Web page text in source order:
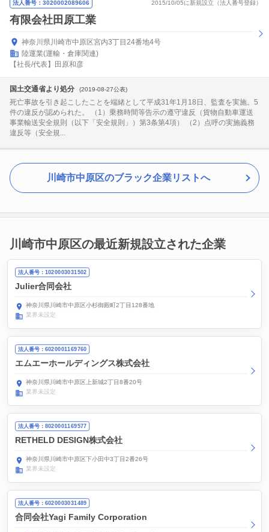
法人番号：3020002089606 2015/10/05に新規設立（法人番号登録）
有限会社田原工業
神奈川県川崎市中原区宮内3丁目24番地4号
陸運業(運輸・倉庫関連)
【社長/代表】田原和彦
国土交通省より処分 (2019-08-27公表)
死亡事故を引き起こしたことを端緒として平成31年1月18日、監査を実施。5
件の違反が認められた。 （1）乗務時間等告示の遵守違反（貨物自動車運送
事業輸送安全規則（以下「安全規則」）第3条第4項） （2）点呼の実施義務
違反等（安全規...
川崎市中原区のブラック企業リストへ
川崎市中原区の最近新規設立された企業
法人番号：1020003031502
Julier合同会社
神奈川県川崎市中原区小杉御殿町2丁目128番地
業界未設定
法人番号：6020001169760
エムエーホールディングス株式会社
神奈川県川崎市中原区上新城2丁目8番20号
業界未設定
法人番号：8020001169577
RETHELD DESIGN株式会社
神奈川県川崎市中原区下小田中3丁目2番26号
業界未設定
法人番号：6020003031489
合同会社Yagi Family Corporation